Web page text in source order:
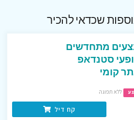
שכדאי להכיר
מתחדשים
סטנדאפ
קומי
ללא תפוגה
קח דיל